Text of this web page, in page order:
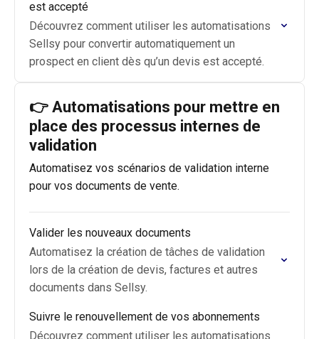
est accepté
Découvrez comment utiliser les automatisations
Sellsy pour convertir automatiquement un
prospect en client dès qu’un devis est accepté.
👉 Automatisations pour mettre en
place des processus internes de
validation
Automatisez vos scénarios de validation interne
pour vos documents de vente.
Valider les nouveaux documents
Automatisez la création de tâches de validation
lors de la création de devis, factures et autres
documents dans Sellsy.
Suivre le renouvellement de vos abonnements
Découvrez comment utiliser les automatisations